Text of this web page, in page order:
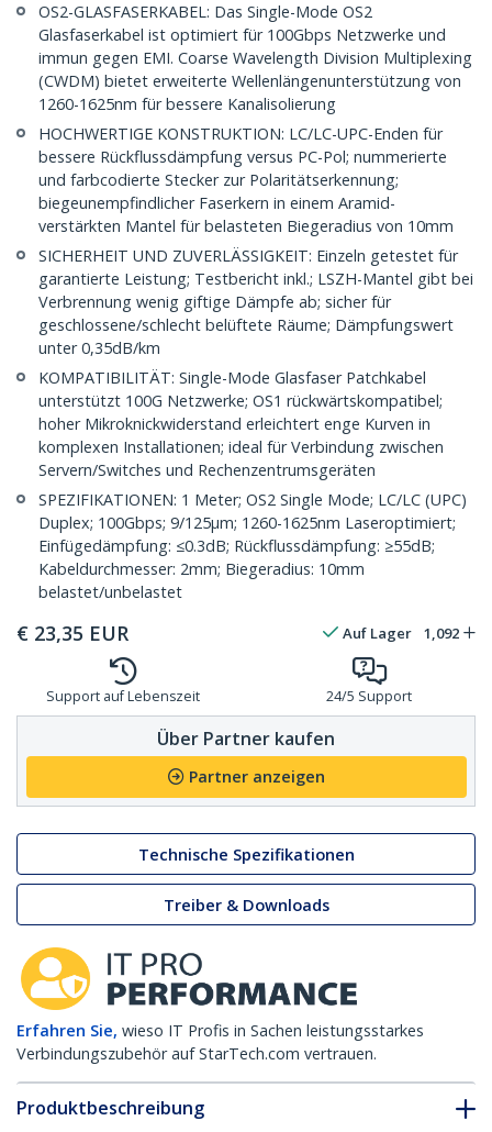
OS2-GLASFASERKABEL: Das Single-Mode OS2
Glasfaserkabel ist optimiert für 100Gbps Netzwerke und
immun gegen EMI. Coarse Wavelength Division Multiplexing
(CWDM) bietet erweiterte Wellenlängenunterstützung von
1260-1625nm für bessere Kanalisolierung
HOCHWERTIGE KONSTRUKTION: LC/LC-UPC-Enden für
bessere Rückflussdämpfung versus PC-Pol; nummerierte
und farbcodierte Stecker zur Polaritätserkennung;
biegeunempfindlicher Faserkern in einem Aramid-
verstärkten Mantel für belasteten Biegeradius von 10mm
SICHERHEIT UND ZUVERLÄSSIGKEIT: Einzeln getestet für
garantierte Leistung; Testbericht inkl.; LSZH-Mantel gibt bei
Verbrennung wenig giftige Dämpfe ab; sicher für
geschlossene/schlecht belüftete Räume; Dämpfungswert
unter 0,35dB/km
KOMPATIBILITÄT: Single-Mode Glasfaser Patchkabel
unterstützt 100G Netzwerke; OS1 rückwärtskompatibel;
hoher Mikroknickwiderstand erleichtert enge Kurven in
komplexen Installationen; ideal für Verbindung zwischen
Servern/Switches und Rechenzentrumsgeräten
SPEZIFIKATIONEN: 1 Meter; OS2 Single Mode; LC/LC (UPC)
Duplex; 100Gbps; 9/125µm; 1260-1625nm Laseroptimiert;
Einfügedämpfung: ≤0.3dB; Rückflussdämpfung: ≥55dB;
Kabeldurchmesser: 2mm; Biegeradius: 10mm
belastet/unbelastet
€ 23,35 EUR Auf Lager 1,092
Support auf Lebenszeit 24/5 Support
Über Partner kaufen
Partner anzeigen
Technische Spezifikationen
Treiber & Downloads
Erfahren Sie, wieso IT Profis in Sachen leistungsstarkes
Verbindungszubehör auf StarTech.com vertrauen.
Produktbeschreibung